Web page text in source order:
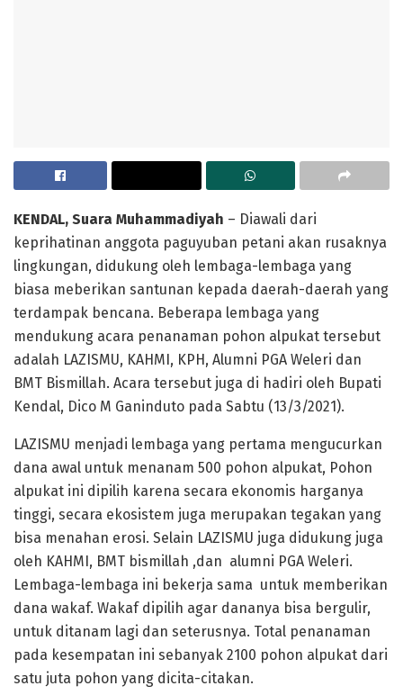
KENDAL, Suara Muhammadiyah – Diawali dari
keprihatinan anggota paguyuban petani akan rusaknya
lingkungan, didukung oleh lembaga-lembaga yang
biasa meberikan santunan kepada daerah-daerah yang
terdampak bencana. Beberapa lembaga yang
mendukung acara penanaman pohon alpukat tersebut
adalah LAZISMU, KAHMI, KPH, Alumni PGA Weleri dan
BMT Bismillah. Acara tersebut juga di hadiri oleh Bupati
Kendal, Dico M Ganinduto pada Sabtu (13/3/2021).
LAZISMU menjadi lembaga yang pertama mengucurkan
dana awal untuk menanam 500 pohon alpukat, Pohon
alpukat ini dipilih karena secara ekonomis harganya
tinggi, secara ekosistem juga merupakan tegakan yang
bisa menahan erosi. Selain LAZISMU juga didukung juga
oleh KAHMI, BMT bismillah ,dan alumni PGA Weleri.
Lembaga-lembaga ini bekerja sama untuk memberikan
dana wakaf. Wakaf dipilih agar dananya bisa bergulir,
untuk ditanam lagi dan seterusnya. Total penanaman
pada kesempatan ini sebanyak 2100 pohon alpukat dari
satu juta pohon yang dicita-citakan.